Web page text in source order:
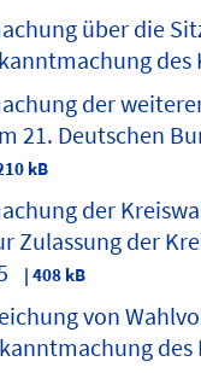
über die
der
21. Deutschen
kB
der
Zulassung der
| 408 kB
von